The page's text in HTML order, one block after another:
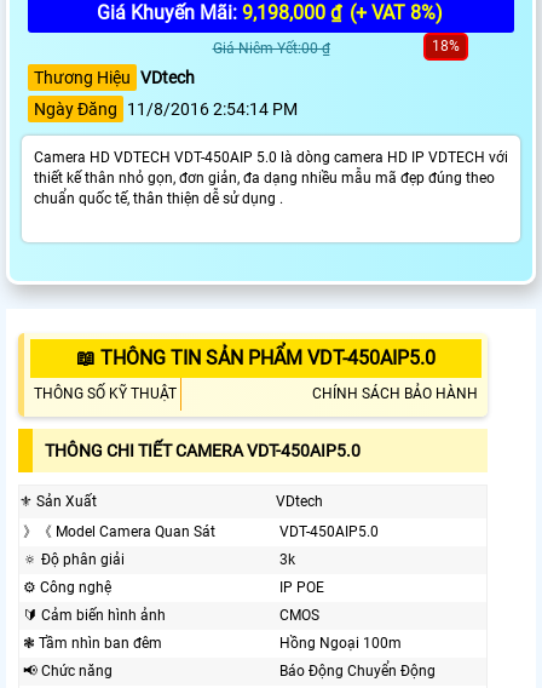
Giá Khuyến Mãi: 9,198,000 ₫ (+ VAT 8%)
Giá Niêm Yết:00 ₫ 18%
Thương Hiệu VDtech
Ngày Đăng
11/8/2016 2:54:14 PM
Camera HD VDTECH VDT-450AIP 5.0 là dòng camera HD IP VDTECH với
thiết kế thân nhỏ gọn, đơn giản, đa dạng nhiều mẫu mã đẹp đúng theo
chuẩn quốc tế, thân thiện dễ sử dụng .
📖 THÔNG TIN SẢN PHẨM VDT-450AIP5.0
THÔNG SỐ KỸ THUẬT CHÍNH SÁCH BẢO HÀNH
THÔNG CHI TIẾT CAMERA VDT-450AIP5.0
⚜️ Sản Xuất
VDtech
》《 Model Camera Quan Sát
VDT-450AIP5.0
🔅 Độ phân giải
3k
⚙ Công nghệ
IP POE
🔰 Cảm biến hình ảnh
CMOS
❃ Tầm nhìn ban đêm
Hồng Ngoại 100m
📢 Chức năng
Báo Động Chuyển Động